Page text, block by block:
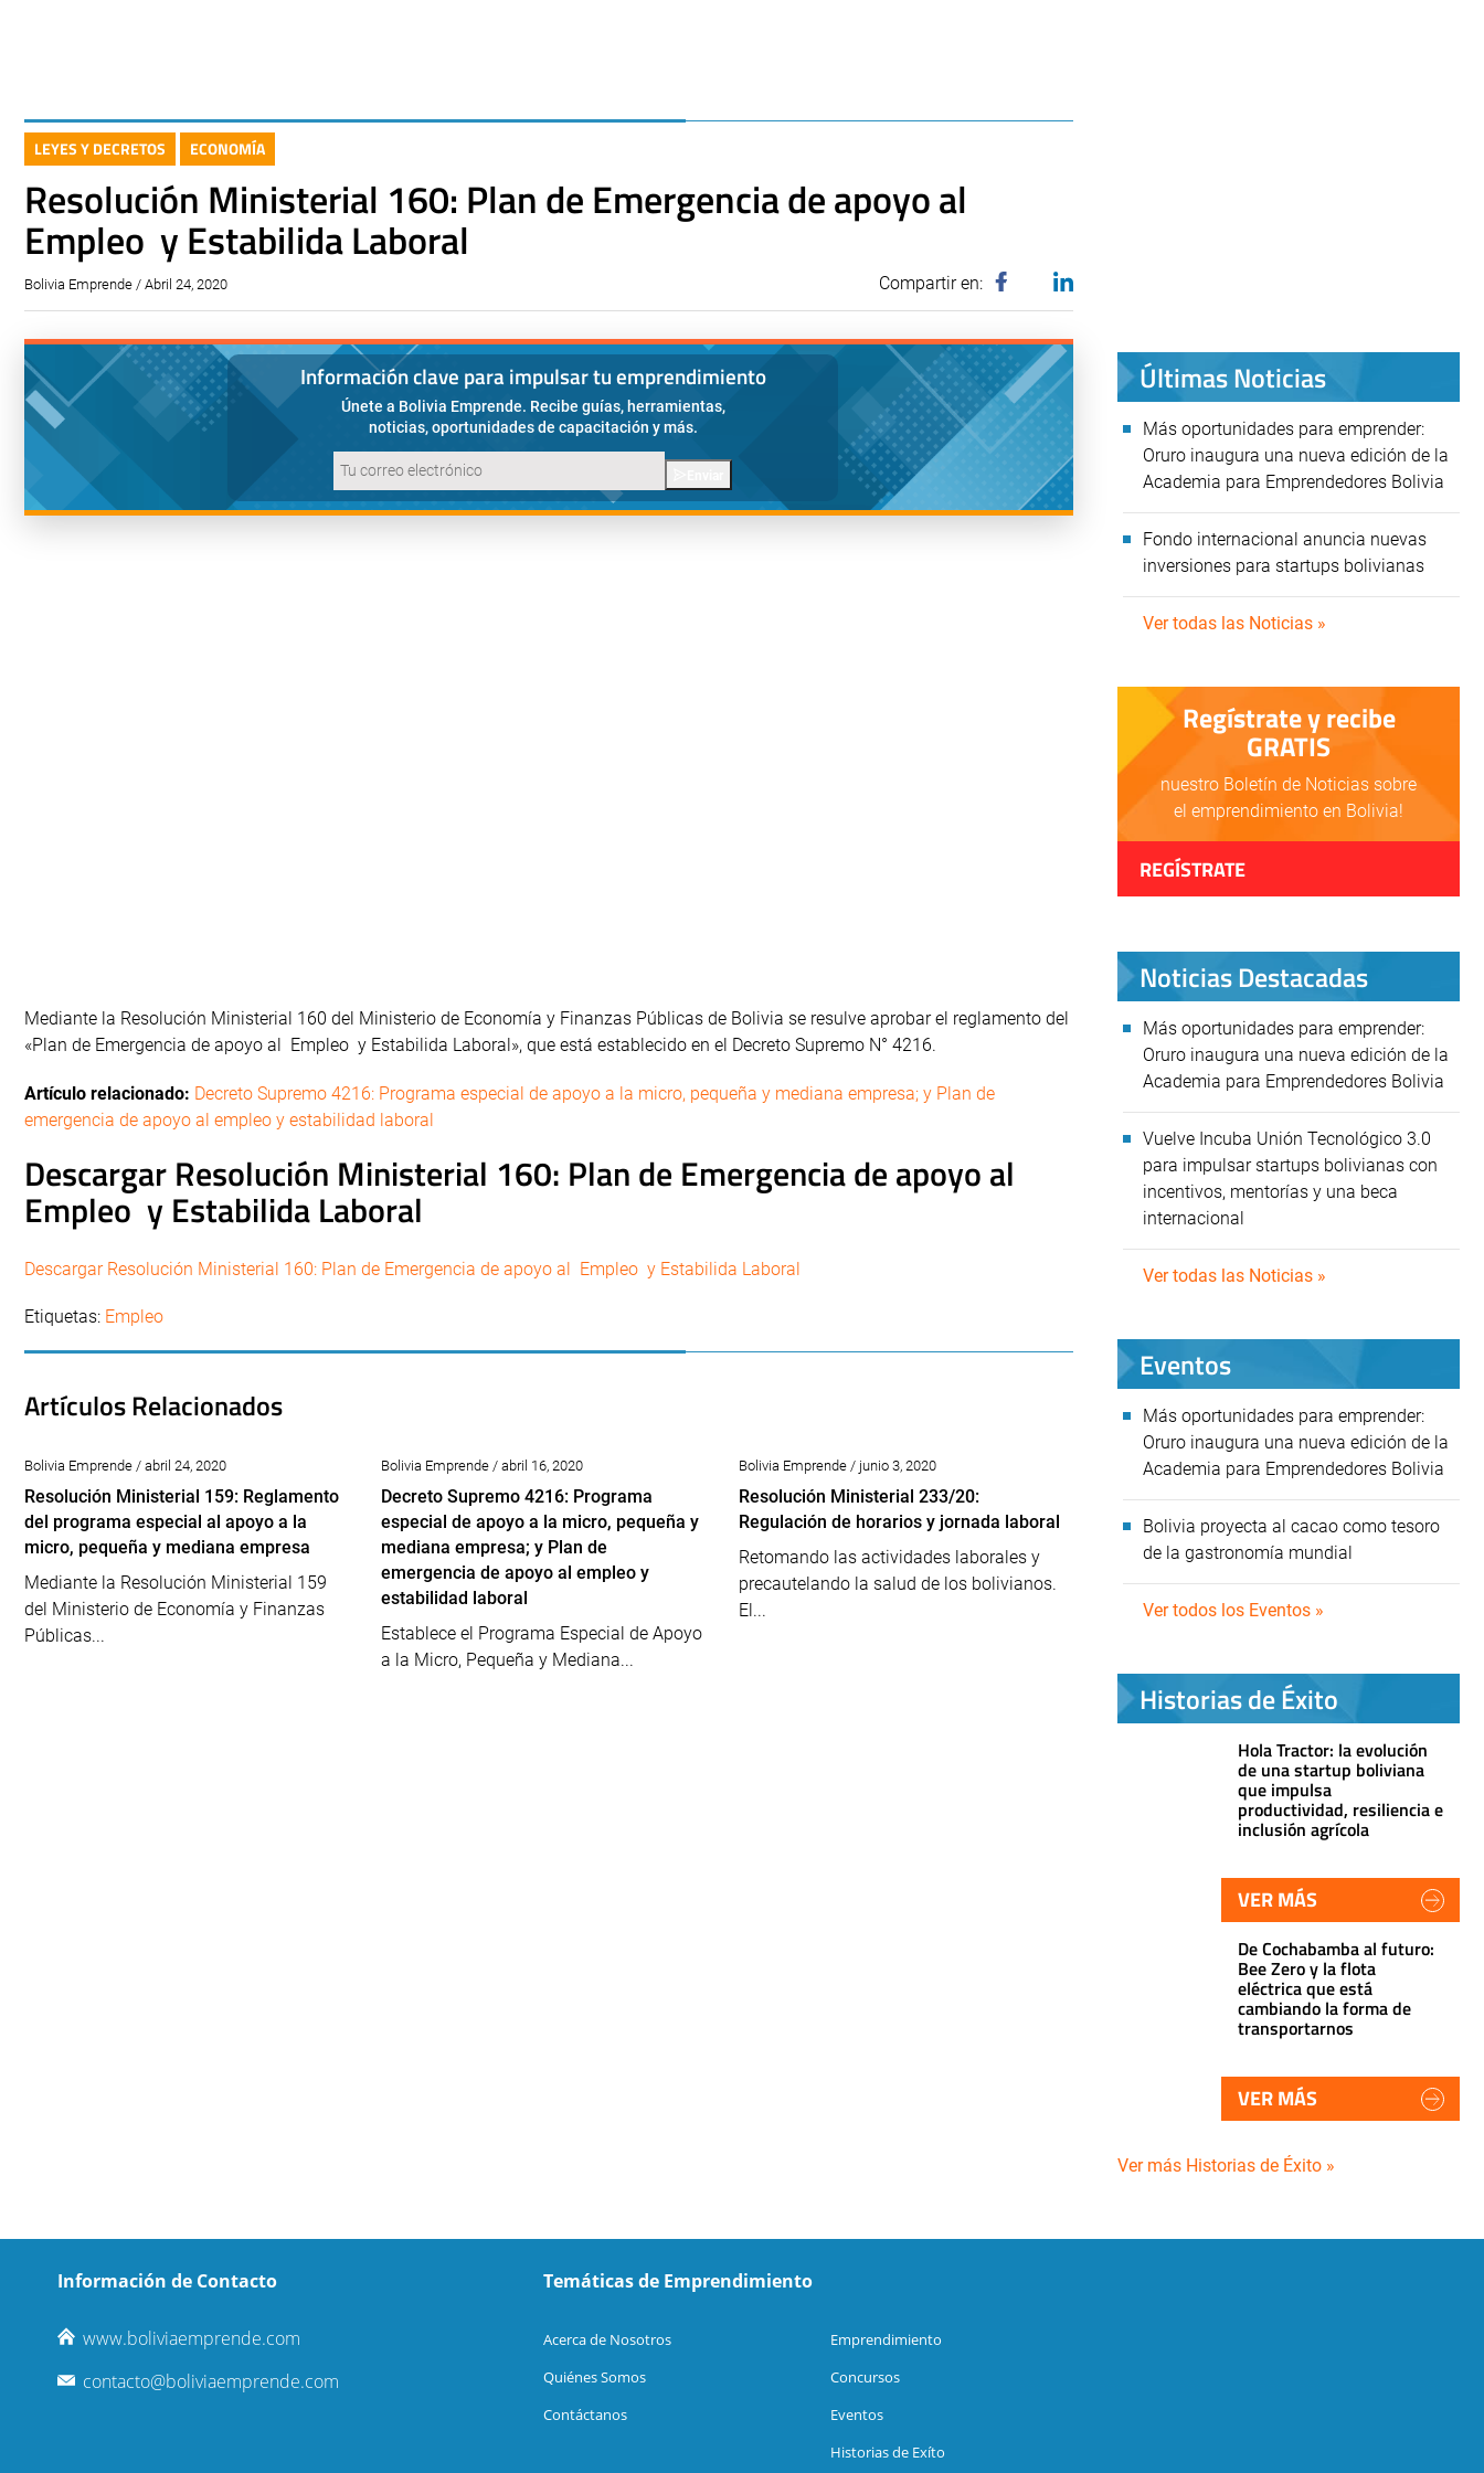
LEYES Y DECRETOS ECONOMÍA
Resolución Ministerial 160: Plan de Emergencia de apoyo al
Empleo y Estabilida Laboral
Bolivia Emprende / Abril 24, 2020 Compartir en:
Información clave para impulsar tu emprendimiento
Únete a Bolivia Emprende. Recibe guías, herramientas,
noticias, oportunidades de capacitación y más.
Mediante la Resolución Ministerial 160 del Ministerio de Economía y Finanzas Públicas de Bolivia se resulve aprobar el reglamento del
«Plan de Emergencia de apoyo al Empleo y Estabilida Laboral», que está establecido en el Decreto Supremo N° 4216.
Artículo relacionado: Decreto Supremo 4216: Programa especial de apoyo a la micro, pequeña y mediana empresa; y Plan de
emergencia de apoyo al empleo y estabilidad laboral
Descargar Resolución Ministerial 160: Plan de Emergencia de apoyo al
Empleo y Estabilida Laboral
Descargar Resolución Ministerial 160: Plan de Emergencia de apoyo al Empleo y Estabilida Laboral
Etiquetas: Empleo
Artículos Relacionados
Bolivia Emprende / abril 24, 2020
Resolución Ministerial 159: Reglamento
del programa especial al apoyo a la
micro, pequeña y mediana empresa
Mediante la Resolución Ministerial 159
del Ministerio de Economía y Finanzas
Públicas...
Bolivia Emprende / abril 16, 2020
Decreto Supremo 4216: Programa
especial de apoyo a la micro, pequeña y
mediana empresa; y Plan de
emergencia de apoyo al empleo y
estabilidad laboral
Establece el Programa Especial de Apoyo
a la Micro, Pequeña y Mediana...
Bolivia Emprende / junio 3, 2020
Resolución Ministerial 233/20:
Regulación de horarios y jornada laboral
Retomando las actividades laborales y
precautelando la salud de los bolivianos.
El...
Últimas Noticias
Más oportunidades para emprender:
Oruro inaugura una nueva edición de la
Academia para Emprendedores Bolivia
Fondo internacional anuncia nuevas
inversiones para startups bolivianas
Ver todas las Noticias »
Regístrate y recibe
GRATIS
nuestro Boletín de Noticias sobre
el emprendimiento en Bolivia!
REGÍSTRATE
Noticias Destacadas
Más oportunidades para emprender:
Oruro inaugura una nueva edición de la
Academia para Emprendedores Bolivia
Vuelve Incuba Unión Tecnológico 3.0
para impulsar startups bolivianas con
incentivos, mentorías y una beca
internacional
Ver todas las Noticias »
Eventos
Más oportunidades para emprender:
Oruro inaugura una nueva edición de la
Academia para Emprendedores Bolivia
Bolivia proyecta al cacao como tesoro
de la gastronomía mundial
Ver todos los Eventos »
Historias de Éxito
Hola Tractor: la evolución
de una startup boliviana
que impulsa
productividad, resiliencia e
inclusión agrícola
VER MÁS
De Cochabamba al futuro:
Bee Zero y la flota
eléctrica que está
cambiando la forma de
transportarnos
VER MÁS
Ver más Historias de Éxito »
Información de Contacto
www.boliviaemprende.com
contacto@boliviaemprende.com
Temáticas de Emprendimiento
Acerca de Nosotros
Quiénes Somos
Contáctanos
Emprendimiento
Concursos
Eventos
Historias de Exíto